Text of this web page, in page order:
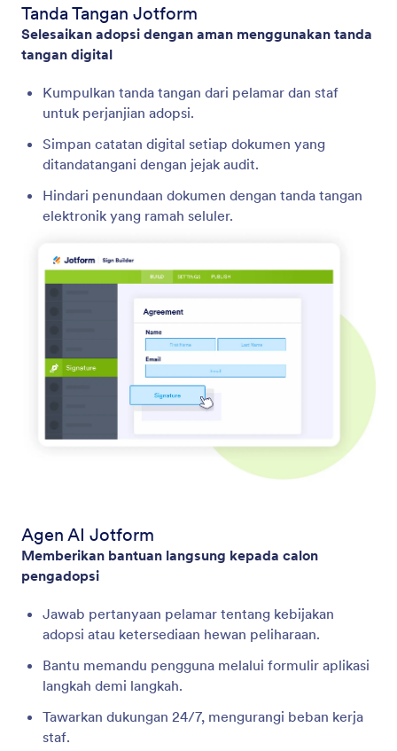
Tanda Tangan Jotform
Selesaikan adopsi dengan aman menggunakan tanda
tangan digital
Kumpulkan tanda tangan dari pelamar dan staf
untuk perjanjian adopsi.
Simpan catatan digital setiap dokumen yang
ditandatangani dengan jejak audit.
Hindari penundaan dokumen dengan tanda tangan
elektronik yang ramah seluler.
Agen AI Jotform
Memberikan bantuan langsung kepada calon
pengadopsi
Jawab pertanyaan pelamar tentang kebijakan
adopsi atau ketersediaan hewan peliharaan.
Bantu memandu pengguna melalui formulir aplikasi
langkah demi langkah.
Tawarkan dukungan 24/7, mengurangi beban kerja
staf.